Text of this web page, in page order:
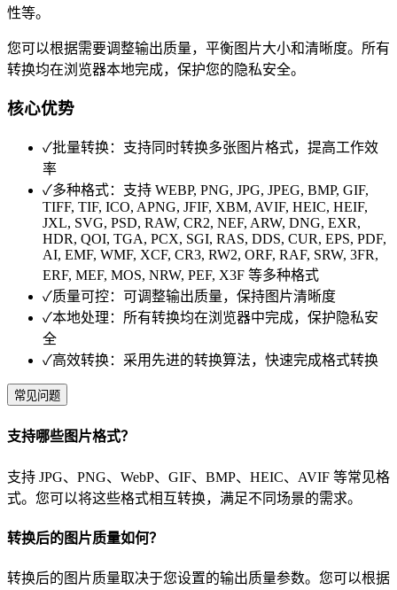
性等。
您可以根据需要调整输出质量，平衡图片大小和清晰度。所有
转换均在浏览器本地完成，保护您的隐私安全。
核心优势
✓批量转换：支持同时转换多张图片格式，提高工作效
率
✓多种格式：支持 WEBP, PNG, JPG, JPEG, BMP, GIF,
TIFF, TIF, ICO, APNG, JFIF, XBM, AVIF, HEIC, HEIF,
JXL, SVG, PSD, RAW, CR2, NEF, ARW, DNG, EXR,
HDR, QOI, TGA, PCX, SGI, RAS, DDS, CUR, EPS, PDF,
AI, EMF, WMF, XCF, CR3, RW2, ORF, RAF, SRW, 3FR,
ERF, MEF, MOS, NRW, PEF, X3F 等多种格式
✓质量可控：可调整输出质量，保持图片清晰度
✓本地处理：所有转换均在浏览器中完成，保护隐私安
全
✓高效转换：采用先进的转换算法，快速完成格式转换
常见问题
支持哪些图片格式？
支持 JPG、PNG、WebP、GIF、BMP、HEIC、AVIF 等常见格
式。您可以将这些格式相互转换，满足不同场景的需求。
转换后的图片质量如何？
转换后的图片质量取决于您设置的输出质量参数。您可以根据